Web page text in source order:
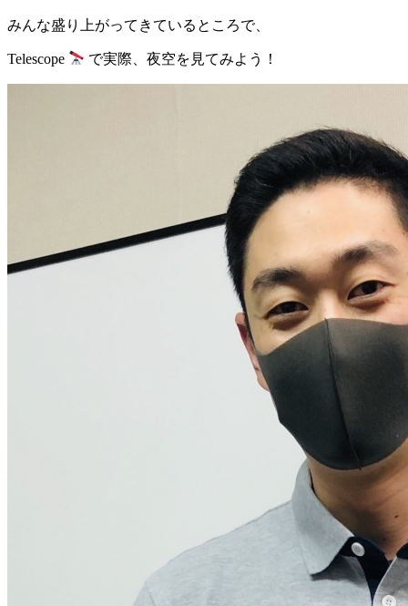
みんな盛り上がってきているところで、
Telescope で実際、夜空を見てみよう！